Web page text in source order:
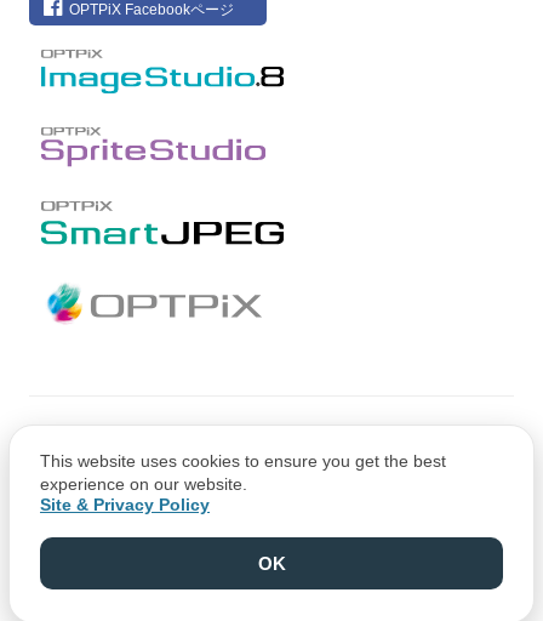
OPTPiX Facebookページ
Copyright © 1991-2021 Web Technology Corp.
This website uses cookies to ensure you get the best
experience on our website.
Site & Privacy Policy
OK